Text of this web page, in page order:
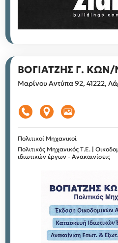
ΒΟΓΙΑΤΖΗΣ Γ.
Μαρίνου Αντύπα 92, 41222,
Πολιτικοί Μηχανικοί
Πολιτικός Μηχανικός Τ.Ε. |
ιδιωτικών έργων - Ανακαινίσεις